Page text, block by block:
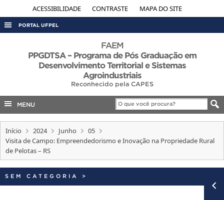
ACESSIBILIDADE CONTRASTE MAPA DO SITE
PORTAL UFPEL
AUDITORIA
OUVIDORIA
PORTARIAS
TELEFONES
FAEM
PPGDTSA – Programa de Pós Graduação em
Desenvolvimento Territorial e Sistemas
Agroindustriais
Reconhecido pela CAPES
MENU
Início 2024 Junho
05
Visita de Campo: Empreendedorismo e Inovação na Propriedade Rural
de Pelotas – RS
SEM CATEGORIA >